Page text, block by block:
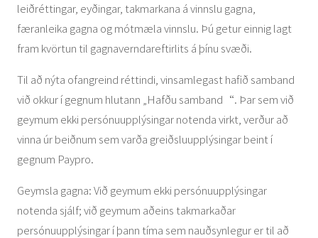
leiðréttingar, eyðingar, takmarkana á vinnslu gagna,
færanleika gagna og mótmæla vinnslu. Þú getur einnig lagt
fram kvörtun til gagnaverndareftirlits á þínu svæði.
Til að nýta ofangreind réttindi, vinsamlegast hafið samband
við okkur í gegnum hlutann „Hafðu samband“. Þar sem við
geymum ekki persónuupplýsingar notenda virkt, verður að
vinna úr beiðnum sem varða greiðsluupplýsingar beint í
gegnum Paypro.
Geymsla gagna: Við geymum ekki persónuupplýsingar
notenda sjálf; við geymum aðeins takmarkaðar
persónuupplýsingar í þann tíma sem nauðsynlegur er til að